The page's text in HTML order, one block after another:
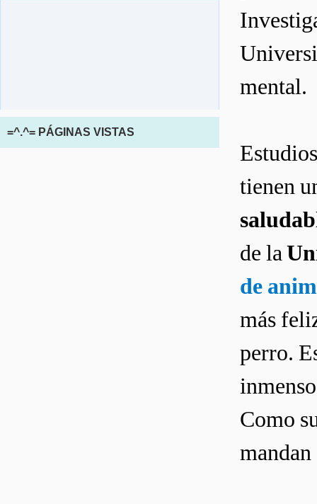
mental.
tienen
de la
de
más
perro.
Como
mandan
=^.^= PÁGINAS VISTAS